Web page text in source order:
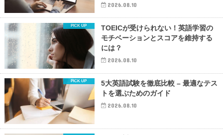
2026.08.10
TOEICが受けられない！英語学習の
モチベーションとスコアを維持する
には？
2026.08.10
5大英語試験を徹底比較 – 最適なテス
トを選ぶためのガイド
2026.08.10